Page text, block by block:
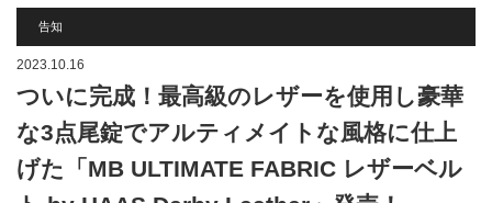
告知
2023.10.16
ついに完成！最高級のレザーを使用し豪華
な3点尾錠でアルティメイトな風格に仕上
げた「MB ULTIMATE FABRIC レザーベル